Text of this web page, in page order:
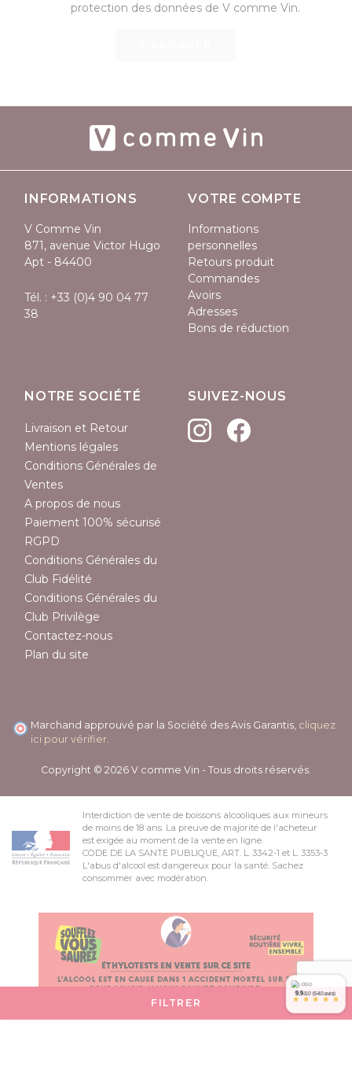
FILTRER
protection des données de V comme Vin.
INFORMATIONS
V Comme Vin
871, avenue Victor Hugo
Apt - 84400
Tél. : +33 (0)4 90 04 77
38
VOTRE COMPTE
Informations
personnelles
Retours produit
Commandes
Avoirs
Adresses
Bons de réduction
NOTRE SOCIÉTÉ
Livraison et Retour
Mentions légales
Conditions Générales de
Ventes
A propos de nous
Paiement 100% sécurisé
RGPD
Conditions Générales du
Club Fidélité
Conditions Générales du
Club Privilège
Contactez-nous
Plan du site
SUIVEZ-NOUS
Marchand approuvé par la Société des Avis Garantis, cliquez
ici pour vérifier.
Copyright © 2026 V comme Vin - Tous droits réservés.
Interdiction de vente de boissons alcooliques aux mineurs
de moins de 18 ans. La preuve de majorité de l'acheteur
est exigée au moment de la vente en ligne.
CODE DE LA SANTE PUBLIQUE, ART. L. 3342-1 et L. 3353-3
L'abus d'alcool est dangereux pour la santé. Sachez
consommer avec modération.
9.9/10 (540 avis)
* * * * *